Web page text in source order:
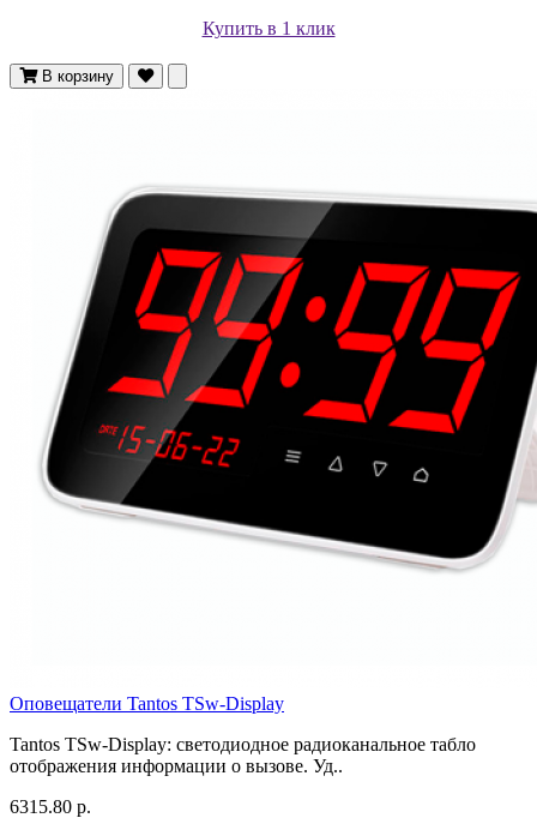
Купить в 1 клик
В корзину
Оповещатели Tantos TSw-Display
Tantos TSw-Display: светодиодное радиоканальное табло
отображения информации о вызове. Уд..
6315.80 р.